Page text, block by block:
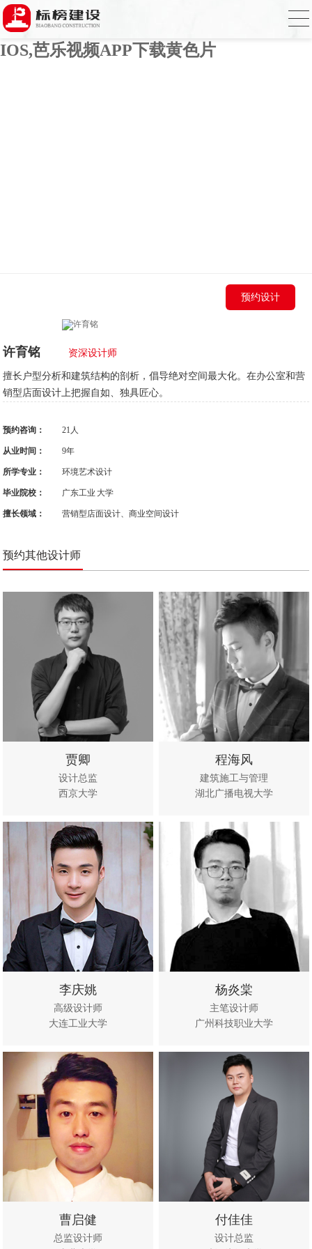
芭乐APP官方网站下载进入,芭乐APP下载
网址进入18免费破解,芭乐视频APP下载
IOS,芭乐视频APP下载黄色片
预约设计
许育铭 资深设计师
擅长户型分析和建筑结构的剖析，倡导绝对空间最大化。在办公室和营
销型店面设计上把握自如、独具匠心。
预约咨询： 21人
从业时间： 9年
所学专业： 环境艺术设计
毕业院校： 广东工业 大学
擅长领域： 营销型店面设计、商业空间设计
预约其他设计师
贾卿
设计总监
西京大学
立即咨
询
查看作
品
程海风
建筑施工与管理
湖北广播电视大学
立即咨
询
查看作
李庆姚
高级设计师
大连工业大学
立即咨
询
查看作
品
杨炎棠
主笔设计师
广州科技职业大学
立即咨 查看作
曹启健
总监设计师
付佳佳
设计总监